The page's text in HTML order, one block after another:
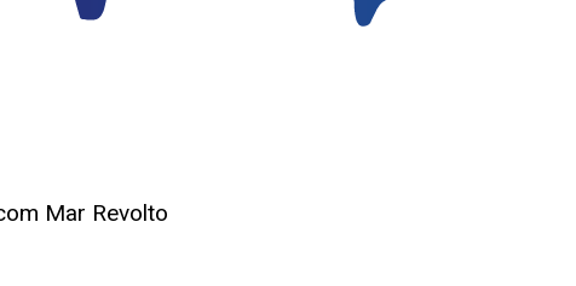
Mar Revolto